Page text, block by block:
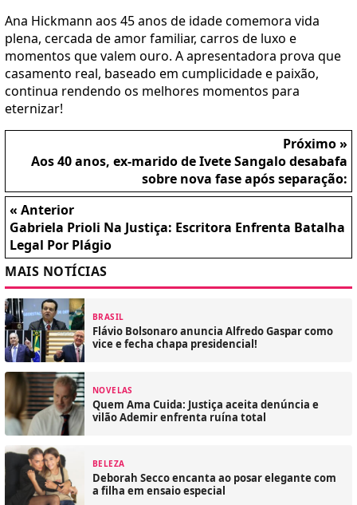
Ana Hickmann aos 45 anos de idade comemora vida
plena, cercada de amor familiar, carros de luxo e
momentos que valem ouro. A apresentadora prova que
casamento real, baseado em cumplicidade e paixão,
continua rendendo os melhores momentos para
eternizar!
Próximo »
Aos 40 anos, ex-marido de Ivete Sangalo desabafa
sobre nova fase após separação:
« Anterior
Gabriela Prioli Na Justiça: Escritora Enfrenta Batalha
Legal Por Plágio
MAIS NOTÍCIAS
BRASIL
Flávio Bolsonaro anuncia Alfredo Gaspar como
vice e fecha chapa presidencial!
NOVELAS
Quem Ama Cuida: Justiça aceita denúncia e
vilão Ademir enfrenta ruína total
BELEZA
Deborah Secco encanta ao posar elegante com
a filha em ensaio especial